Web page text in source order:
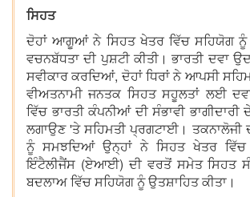
ਸਿਹਤ
ਦੋਹਾਂ ਆਗੂਆਂ ਨੇ ਸਿਹਤ ਖੇਤਰ ਵਿੱਚ ਸਹਿਯੋਗ
ਵਚਨਬੱਧਤਾ ਦੀ ਪੁਸ਼ਟੀ ਕੀਤੀ। ਭਾਰਤੀ ਦਵਾ
ਸਵੀਕਾਰ ਕਰਦਿਆਂ, ਦੋਹਾਂ ਧਿਰਾਂ ਨੇ ਆਪਸੀ
ਵੀਅਤਨਾਮੀ ਜਨਤਕ ਸਿਹਤ ਸਹੂਲਤਾਂ ਲਈ
ਵਿੱਚ ਭਾਰਤੀ ਕੰਪਨੀਆਂ ਦੀ ਸੰਭਾਵੀ ਭਾਗੀਦਾਰੀ
ਲਗਾਉਣ 'ਤੇ ਸਹਿਮਤੀ ਪ੍ਰਗਟਾਈ। ਤਕਨਾਲੋਜੀ
ਨੂੰ ਸਮਝਦਿਆਂ ਉਨ੍ਹਾਂ ਨੇ ਸਿਹਤ ਖੇਤਰ ਵਿੱਚ
ਇੰਟੈਲੀਜੈਂਸ (ਏਆਈ) ਦੀ ਵਰਤੋਂ ਸਮੇਤ ਸਿਹਤ
ਬਦਲਾਅ ਵਿੱਚ ਸਹਿਯੋਗ ਨੂੰ ਉਤਸ਼ਾਹਿਤ ਕੀਤਾ।